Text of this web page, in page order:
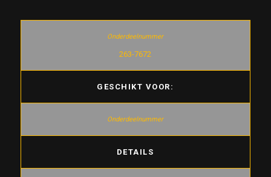
263-7672
GESCHIKT VOOR:
DETAILS